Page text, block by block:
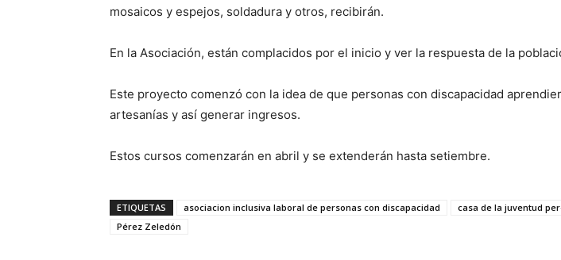
mosaicos y espejos, soldadura y otros, recibirán.
En la Asociación, están complacidos por el inicio y ver la respuesta de la
Este proyecto comenzó con la idea de que personas con discapacidad
artesanías y así generar ingresos.
Estos cursos comenzarán en abril y se extenderán hasta setiembre.
ETIQUETAS asociacion inclusiva laboral de personas con discapacidad
casa de la juventud
Pérez Zeledón